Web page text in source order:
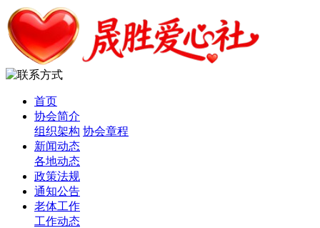
首页
协会简介
组织架构 协会章程
新闻动态
各地动态
政策法规
通知公告
老体工作
工作动态